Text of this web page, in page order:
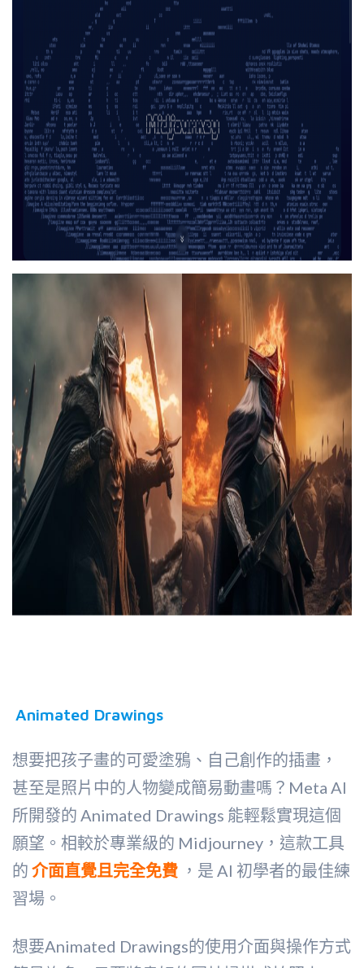
Animated Drawings
想要把孩子畫的可愛塗鴉、自己創作的插畫，
甚至是照片中的人物變成簡易動畫嗎？Meta AI
所開發的 Animated Drawings 能輕鬆實現這個
願望。相較於專業級的 Midjourney，這款工具
的 介面直覺且完全免費 ，是 AI 初學者的最佳練
習場。
想要Animated Drawings的使用介面與操作方式